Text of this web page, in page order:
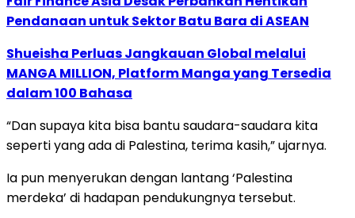
Pendanaan untuk Sektor Batu Bara di ASEAN
Shueisha Perluas Jangkauan Global melalui
MANGA MILLION, Platform Manga yang Tersedia
dalam 100 Bahasa
“Dan supaya kita bisa bantu saudara-saudara kita
seperti yang ada di Palestina, terima kasih,” ujarnya.
Ia pun menyerukan dengan lantang ‘Palestina
merdeka’ di hadapan pendukungnya tersebut.